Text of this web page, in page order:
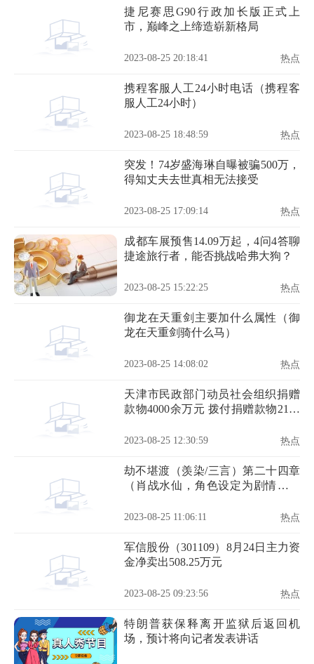
捷尼赛思G90行政加长版正式上
市，巅峰之上缔造崭新格局
2023-08-25 20:18:41 热点
携程客服人工24小时电话（携程客
服人工24小时）
2023-08-25 18:48:59 热点
突发！74岁盛海琳自曝被骗500万，
得知丈夫去世真相无法接受
2023-08-25 17:09:14 热点
成都车展预售14.09万起，4问4答聊
捷途旅行者，能否挑战哈弗大狗？
2023-08-25 15:22:25 热点
御龙在天重剑主要加什么属性（御
龙在天重剑骑什么马）
2023-08-25 14:08:02 热点
天津市民政部门动员社会组织捐赠
款物4000余万元 拨付捐赠款物2100
2023-08-25 12:30:59 热点
劫不堪渡（羡染/三言）第二十四章
（肖战水仙，角色设定为剧情，勿
2023-08-25 11:06:11 热点
军信股份（301109）8月24日主力资
金净卖出508.25万元
2023-08-25 09:23:56 热点
特朗普获保释离开监狱后返回机
场，预计将向记者发表讲话